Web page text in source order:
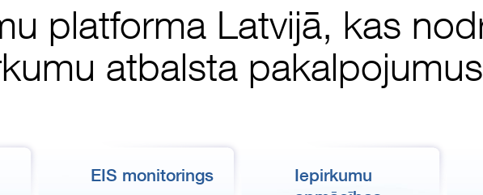
platforma Latvijā, kas
atbalsta pakalpojumus
EIS monitorings
Iepirkumu